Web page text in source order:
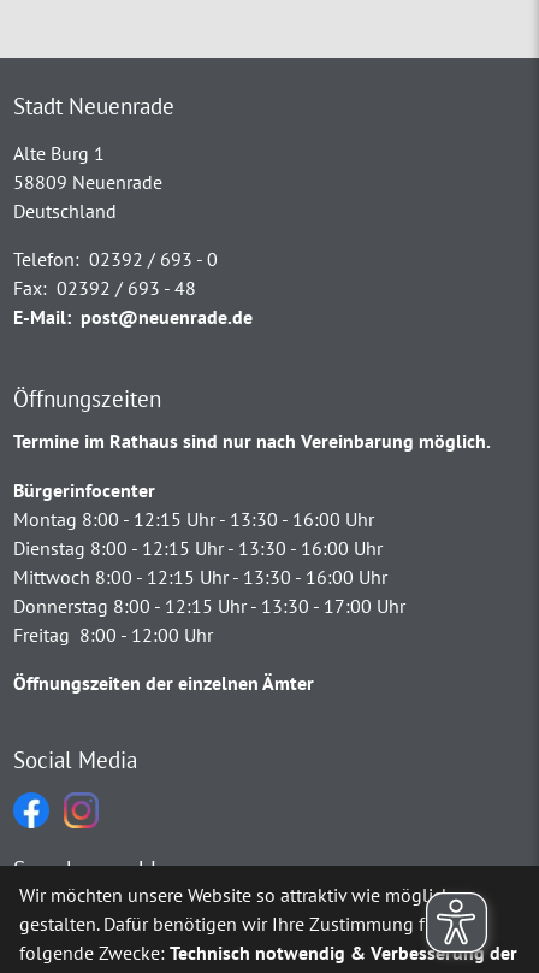
Stadt Neuenrade
Alte Burg 1
58809 Neuenrade
Deutschland
Telefon: 02392 / 693 - 0
Fax: 02392 / 693 - 48
E-Mail: post@neuenrade.de
Öffnungszeiten
Termine im Rathaus sind nur nach Vereinbarung möglich.
Bürgerinfocenter
Montag 8:00 - 12:15 Uhr - 13:30 - 16:00 Uhr
Dienstag 8:00 - 12:15 Uhr - 13:30 - 16:00 Uhr
Mittwoch 8:00 - 12:15 Uhr - 13:30 - 16:00 Uhr
Donnerstag 8:00 - 12:15 Uhr - 13:30 - 17:00 Uhr
Freitag 8:00 - 12:00 Uhr
Öffnungszeiten der einzelnen Ämter
Social Media
Sprachauswahl
Möchten Sie vonGoogle Translate bereitgestellte externe
Wir möchten unsere Website so attraktiv wie möglich
gestalten. Dafür benötigen wir Ihre Zustimmung für
folgende Zwecke:Technisch notwendig & Verbesserung der